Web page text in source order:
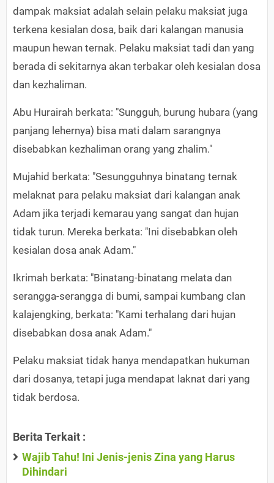
dampak maksiat adalah selain pelaku maksiat juga
terkena kesialan dosa, baik dari kalangan manusia
maupun hewan ternak. Pelaku maksiat tadi dan yang
berada di sekitarnya akan terbakar oleh kesialan dosa
dan kezhaliman.
Abu Hurairah berkata: "Sungguh, burung hubara (yang
panjang lehernya) bisa mati dalam sarangnya
disebabkan kezhaliman orang yang zhalim."
Mujahid berkata: "Sesungguhnya binatang ternak
melaknat para pelaku maksiat dari kalangan anak
Adam jika terjadi kemarau yang sangat dan hujan
tidak turun. Mereka berkata: "Ini disebabkan oleh
kesialan dosa anak Adam."
Ikrimah berkata: "Binatang-binatang melata dan
serangga-serangga di bumi, sampai kumbang clan
kalajengking, berkata: "Kami terhalang dari hujan
disebabkan dosa anak Adam."
Pelaku maksiat tidak hanya mendapatkan hukuman
dari dosanya, tetapi juga mendapat laknat dari yang
tidak berdosa.
Berita Terkait :
Wajib Tahu! Ini Jenis-jenis Zina yang Harus
Dihindari